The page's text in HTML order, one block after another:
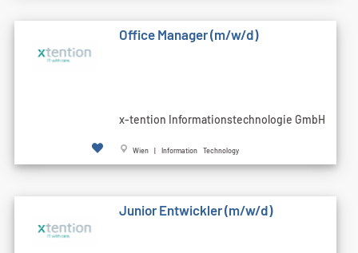
Office Manager (m/w/d)
x-tention Informationstechnologie GmbH
Wien | Information Technology
Junior Entwickler (m/w/d)